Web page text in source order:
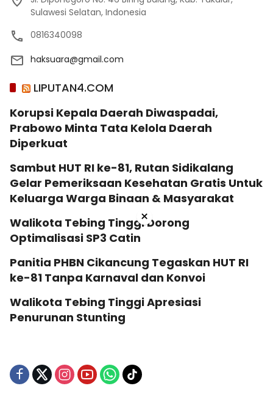
Sulawesi Selatan, Indonesia
0816340098
haksuara@gmail.com
LIPUTAN4.COM
Korupsi Kepala Daerah Diwaspadai,
Prabowo Minta Tata Kelola Daerah
Diperkuat
Sambut HUT RI ke-81, Rutan Sidikalang
Gelar Pemeriksaan Kesehatan Gratis Untuk
Keluarga Warga Binaan & Masyarakat
Walikota Tebing Tinggi Dorong
Optimalisasi SP3 Catin
Panitia PHBN Cikancung Tegaskan HUT RI
ke-81 Tanpa Karnaval dan Konvoi
Walikota Tebing Tinggi Apresiasi
Penurunan Stunting
×